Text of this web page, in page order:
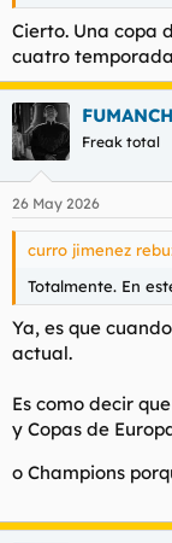
Cierto. Una copa
cuatro
Freak total
26 May 2026
curro jimenez
Totalmente. En
Ya, es que
actual.
Es como decir
y Copas de
o Champions